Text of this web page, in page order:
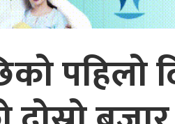
पहिलो